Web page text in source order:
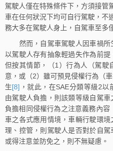
駕駛人僅在特殊條件下，方須接管
車在任何狀況下均可自行駕駛，不
務大多在駕駛人身上，自駕車至多
然而，自駕車駕駛人因車禍所
以駕駛人存有抽象輕過失作為前提
但按其情節，（1）行為人（駕駛
意，或（2）雖可預見侵權行為（
生[8] ，就此，在SAE分類等級2
由駕駛人負擔，則該類等級自駕
負擔相同侵權行為之注意義務內
車之各式應用情境，車輛行駛環
理、控管，則駕駛人是否對於自駕
或得注意並防免之，則不無疑慮。